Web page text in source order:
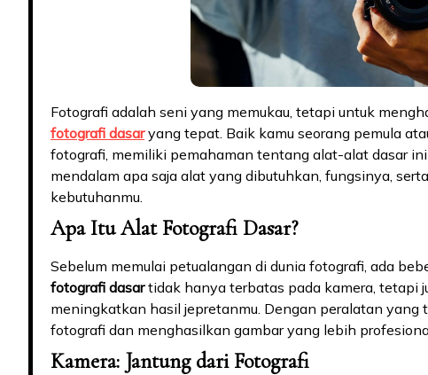
Fotografi adalah seni yang memukau, tetapi untuk
fotografi dasar yang tepat. Baik kamu seorang pemula
fotografi, memiliki pemahaman tentang alat-alat dasar
mendalam apa saja alat yang dibutuhkan, fungsinya,
kebutuhanmu.
Apa Itu Alat Fotografi Dasar?
Sebelum memulai petualangan di dunia fotografi, ada
fotografi dasartidak hanya terbatas pada kamera, tetapi
meningkatkan hasil jepretanmu. Dengan peralatan
fotografi dan menghasilkan gambar yang lebih
Kamera: Jantung dari Fotografi